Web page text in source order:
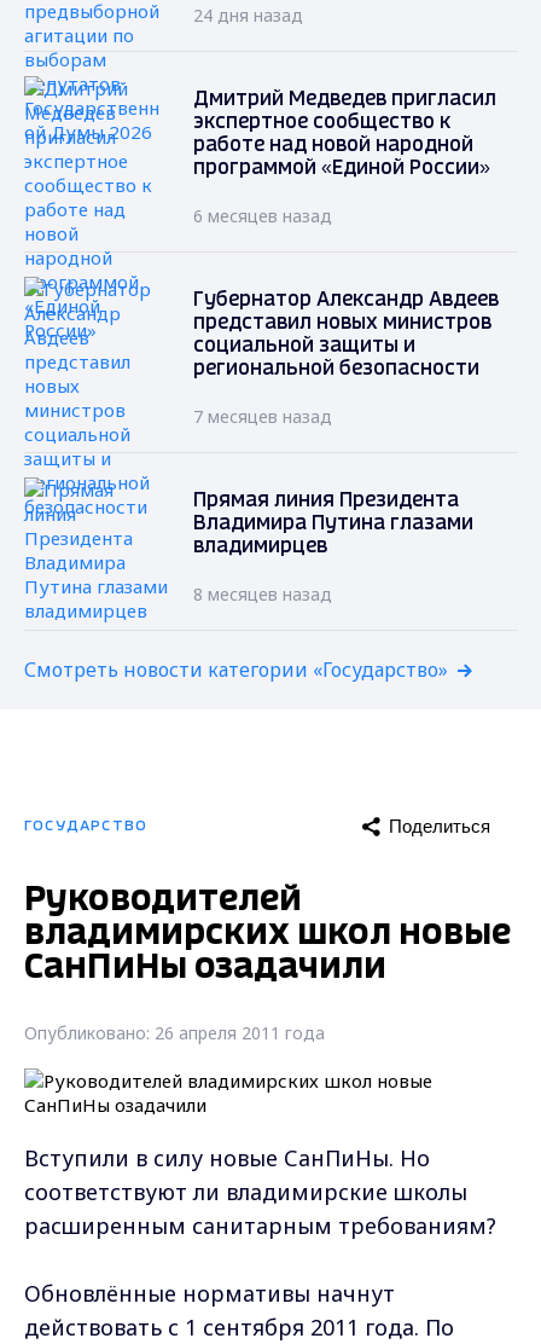
24 дня назад
Дмитрий Медведев пригласил
экспертное сообщество к
работе над новой народной
программой «Единой России»
6 месяцев назад
Губернатор Александр Авдеев
представил новых министров
социальной защиты и
региональной безопасности
7 месяцев назад
Прямая линия Президента
Владимира Путина глазами
владимирцев
8 месяцев назад
Смотреть новости категории «Государство»
ГОСУДАРСТВО Поделиться
Руководителей
владимирских школ новые
СанПиНы озадачили
Опубликовано: 26 апреля 2011 года
Вступили в силу новые СанПиНы. Но
соответствуют ли владимирские школы
расширенным санитарным требованиям?
Обновлённые нормативы начнут
действовать с 1 сентября 2011 года. По